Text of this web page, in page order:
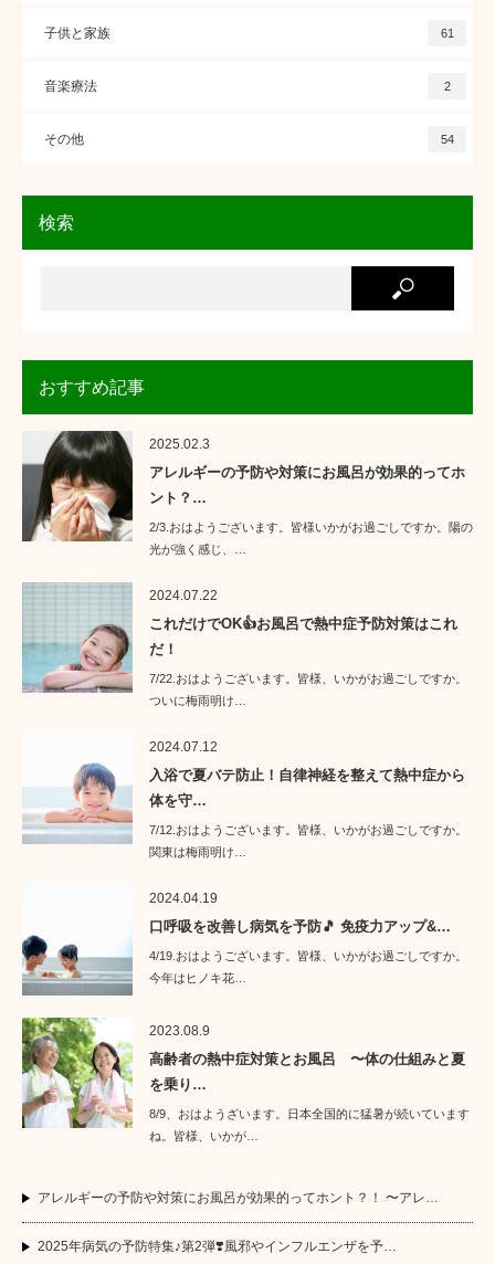
子供と家族 61
音楽療法 2
その他 54
検索
おすすめ記事
2025.02.3
アレルギーの予防や対策にお風呂が効果的ってホ
ント？…
2/3.おはようございます。皆様いかがお過ごしですか。陽の
光が強く感じ、…
2024.07.22
これだけでOK👍お風呂で熱中症予防対策はこれ
だ！
7/22.おはようございます。皆様、いかがお過ごしですか。
ついに梅雨明け…
2024.07.12
入浴で夏バテ防止！自律神経を整えて熱中症から
体を守…
7/12.おはようございます。皆様、いかがお過ごしですか。
関東は梅雨明け…
2024.04.19
口呼吸を改善し病気を予防🎵 免疫力アップ&…
4/19.おはようございます。皆様、いかがお過ごしですか。
今年はヒノキ花…
2023.08.9
高齢者の熱中症対策とお風呂 〜体の仕組みと夏
を乗り…
8/9、おはようざいます。日本全国的に猛暑が続いています
ね。皆様、いかが…
アレルギーの予防や対策にお風呂が効果的ってホント？！ 〜アレ…
2025年病気の予防特集♪第2弾❣️風邪やインフルエンザを予…